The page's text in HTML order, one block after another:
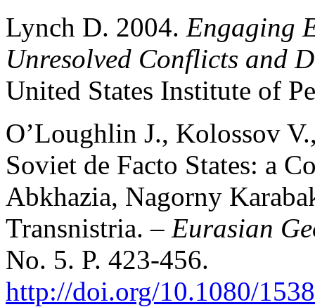
Lynch D. 2004. Engaging
Unresolved Conflicts and
United States Institute of
O’Loughlin J., Kolossov
Soviet de Facto States: a
Abkhazia, Nagorny
Transnistria. – Eurasian
No. 5. P. 423-456.
http://doi.org/10.1080/